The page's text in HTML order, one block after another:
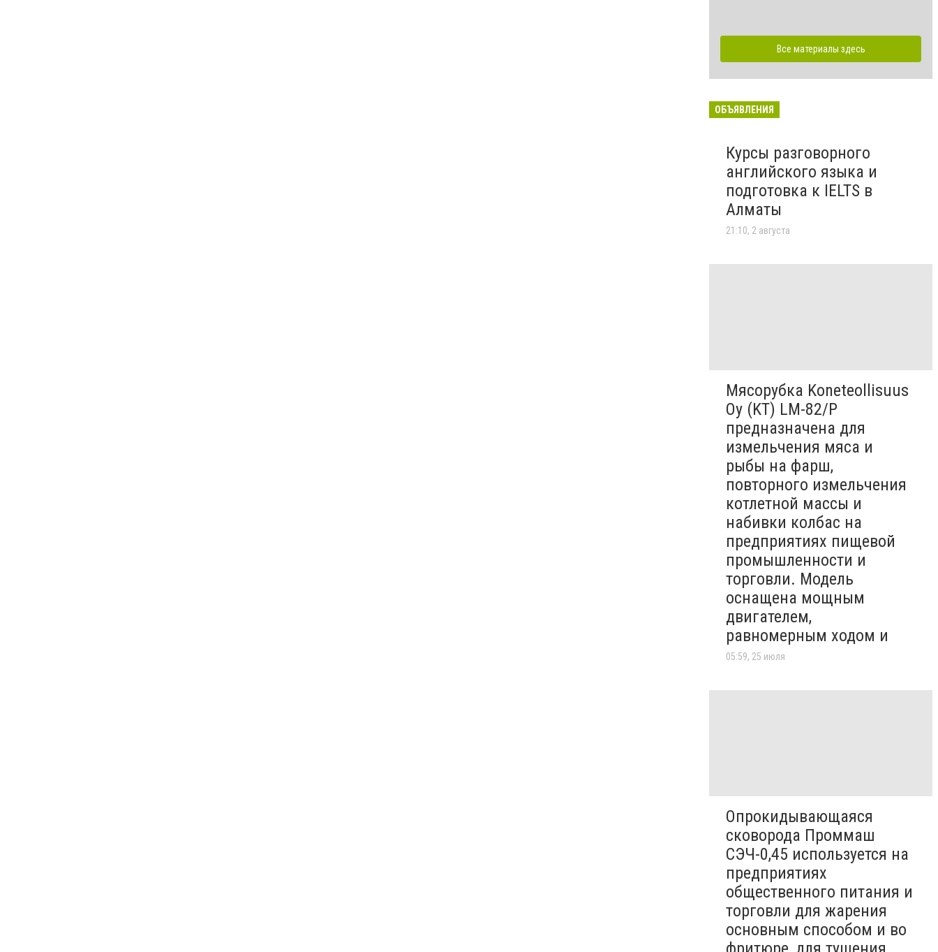
Все материалы здесь
ОБЪЯВЛЕНИЯ
Курсы разговорного
английского языка и
подготовка к IELTS в
Алматы
21:10, 2 августа
Мясорубка Koneteollisuus
Oy (KT)​ LM-82/P
предназначена для
измельчения мяса и
рыбы на фарш,
повторного измельчения
котлетной массы и
набивки колбас на
предприятиях пищевой
промышленности и
торговли. Модель
оснащена мощным
двигателем,
равномерным ходом и
05:59, 25 июля
Опрокидывающаяся
сковорода Проммаш
СЭЧ-0,45 используется на
предприятиях
общественного питания и
торговли для жарения
основным способом и во